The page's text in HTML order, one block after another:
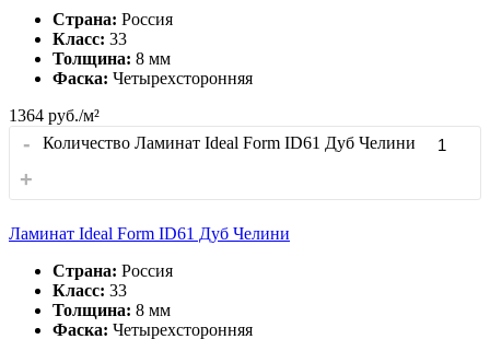
Страна: Россия
Класс: 33
Толщина: 8 мм
Фаска: Четырехсторонняя
1364 руб./м²
- Количество Ламинат Ideal Form ID61 Дуб Челини
+
Ламинат Ideal Form ID61 Дуб Челини
Страна: Россия
Класс: 33
Толщина: 8 мм
Фаска: Четырехсторонняя